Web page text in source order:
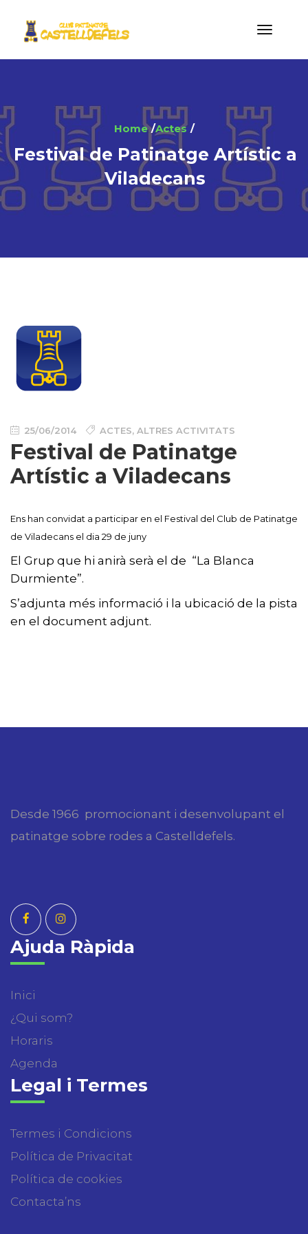
Home Actes
Festival de Patinatge Artístic a
Viladecans
25/06/2014 ACTES, ALTRES ACTIVITATS
Festival de Patinatge
Artístic a Viladecans
Ens han convidat a participar en el Festival del Club de Patinatge
de Viladecans el dia 29 de juny
El Grup que hi anirà serà el de “La Blanca
Durmiente”.
S’adjunta més informació i la ubicació de la pista
en el document adjunt.
Desde 1966 promocionant i desenvolupant el
patinatge sobre rodes a Castelldefels.
Ajuda Ràpida
Inici
¿Qui som?
Horaris
Agenda
Legal i Termes
Termes i Condicions
Política de Privacitat
Política de cookies
Contacta’ns